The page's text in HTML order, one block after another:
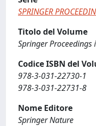
SPRINGER
Titolo del Volume
Springer Proceedings
Codice ISBN del
978-3-031-22730-1
978-3-031-22731-8
Nome Editore
Springer Nature